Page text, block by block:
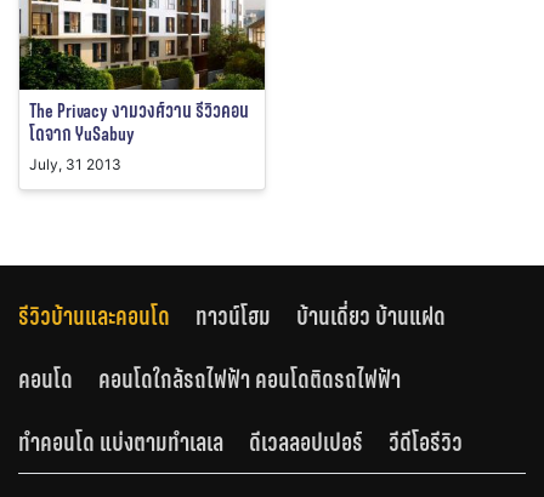
The Privacy งามวงศ์วาน รีวิวคอน
โดจาก YuSabuy
July, 31 2013
รีวิวบ้านและคอนโด ทาวน์โฮม
บ้านเดี่ยว บ้านแฝด
คอนโด
คอนโดใกล้รถไฟฟ้า คอนโดติดรถไฟฟ้า
ทำคอนโด แบ่งตามทำเลเล
ดีเวลลอปเปอร์ วีดีโอรีวิว